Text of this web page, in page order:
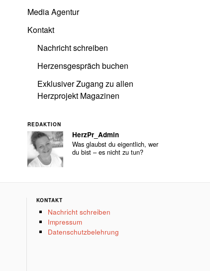
Media Agentur
Kontakt
Nachricht schreiben
Herzensgespräch buchen
Exklusiver Zugang zu allen
Herzprojekt Magazinen
REDAKTION
HerzPr_Admin
Was glaubst du eigentlich, wer
du bist – es nicht zu tun?
KONTAKT
Nachricht schreiben
Impressum
Datenschutzbelehrung